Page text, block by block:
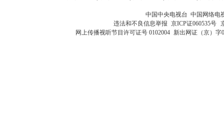
中国中央电视台 中国网络电
违法和不良信息举报 京ICP证060535号
网上传播视听节目许可证号 0102004 新出网证（京）